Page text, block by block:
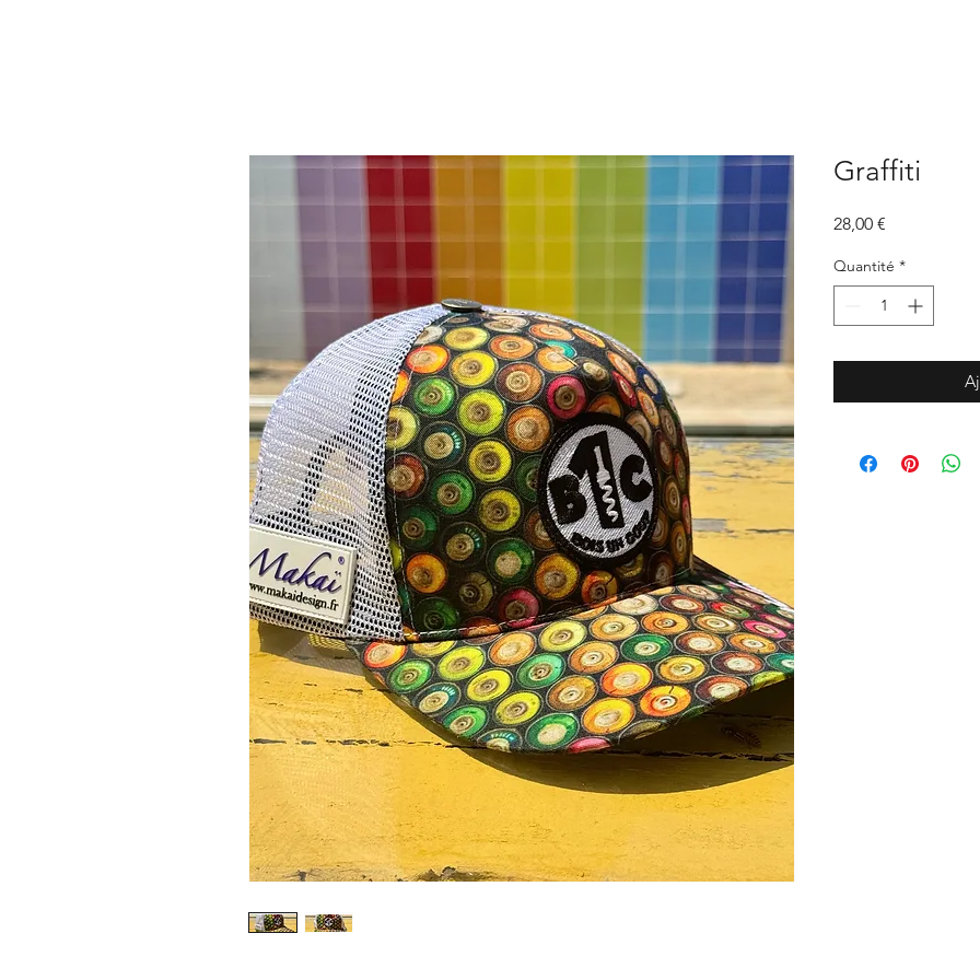
Graffiti
28,00 €
Quantité *